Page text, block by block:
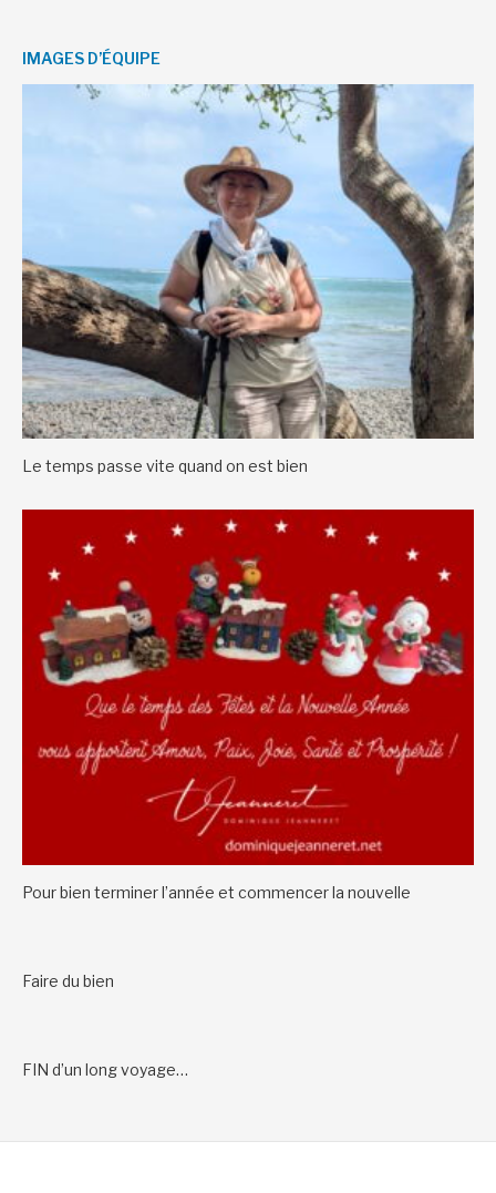
IMAGES D’ÉQUIPE
Le temps passe vite quand on est bien
Pour bien terminer l’année et commencer la nouvelle
Faire du bien
FIN d’un long voyage…